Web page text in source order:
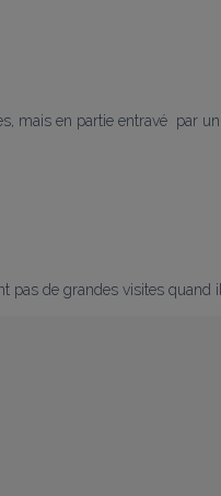
mais en partie entravé  par
pas de grandes visites